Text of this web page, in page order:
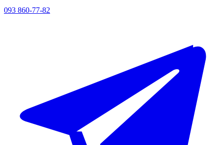
093 860-77-82